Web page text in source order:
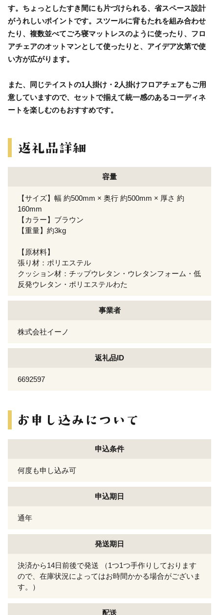
す。ちょっとしたすき間にも片づけられる、省スペース設計
がうれしいポイントです。スツールに背もたれを組み合わせ
たり、複数並べてごろ寝マットレスのように使ったり、フロ
アチェアのオットマンとして使ったりと、アイデア次第で使
い方が広がります。
また、同じテイストの1人掛け・2人掛けフロアチェアもご用
意していますので、セットで揃えて統一感のあるコーディネ
ートを楽しむのもおすすめです。
容量
【サイズ】幅 約500mm × 奥行 約500mm × 厚さ 約
160mm
【カラー】ブラウン
【重量】約3kg
【原材料】
張り材：ポリエステル
クッション材：チップウレタン・ウレタンフォーム・低
反発ウレタン・ポリエステルわた
事業者
株式会社イーノ
返礼品ID
6692597
申込条件
何度も申し込み可
申込期日
通年
発送期日
決済から14日前後で発送 （1つ1つ手作りしております
ので、在庫状況によってはお時間かかる場合がございま
す。）
配送